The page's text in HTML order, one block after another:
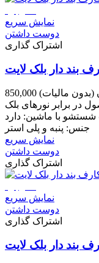
نمایش سریع
دوست داشتن
اشتراک گذاری
بند دار بلک لایت
(بدون مالیات)
در برابر نورهای بلک
شستشو با ماشین: دارد
جنس: پنبه و پلی استر
نمایش سریع
دوست داشتن
اشتراک گذاری
نمایش سریع
دوست داشتن
اشتراک گذاری
بند دار بلک لایت